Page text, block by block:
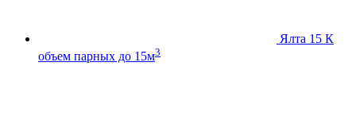
Ялта 15 К
объем парных до 15м3